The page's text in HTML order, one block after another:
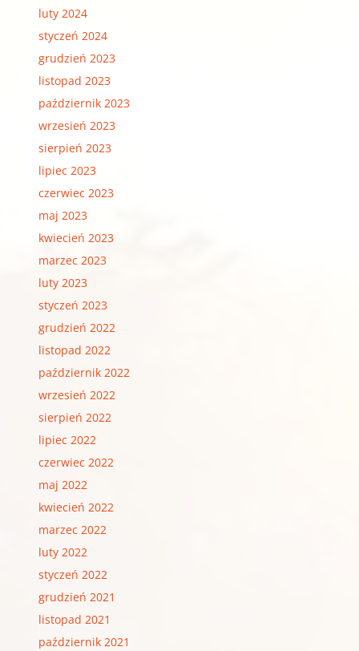
luty 2024
styczeń 2024
grudzień 2023
listopad 2023
październik 2023
wrzesień 2023
sierpień 2023
lipiec 2023
czerwiec 2023
maj 2023
kwiecień 2023
marzec 2023
luty 2023
styczeń 2023
grudzień 2022
listopad 2022
październik 2022
wrzesień 2022
sierpień 2022
lipiec 2022
czerwiec 2022
maj 2022
kwiecień 2022
marzec 2022
luty 2022
styczeń 2022
grudzień 2021
listopad 2021
październik 2021